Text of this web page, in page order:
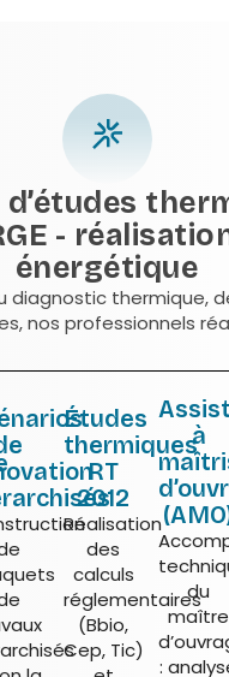
d’études
-
énergétique
diagnostic thermique,
nos professionnels
Études
thermiques
RT
2012
Réalisation
des
calculs
réglementaires
(Bbio,
Cep, Tic)
à
du
maître
: